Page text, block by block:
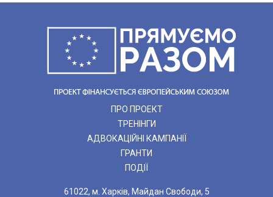
ПРО ПРОЕКТ
ТРЕНІНГИ
АДВОКАЦІЙНІ КАМПАНІЇ
ГРАНТИ
ПОДІЇ
61022, м. Харків, Майдан Свободи, 5